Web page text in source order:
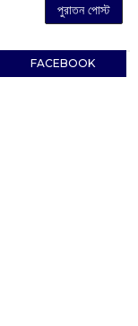
পুরাতন পোস্ট
FACEBOOK